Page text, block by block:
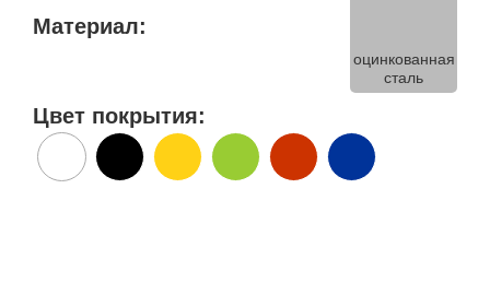
Материал:
оцинкованная
сталь
Цвет покрытия: